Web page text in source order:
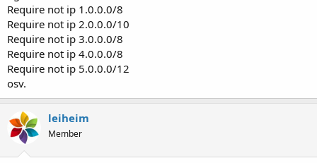
Require not ip 1.0.0.0/8
Require not ip 2.0.0.0/10
Require not ip 3.0.0.0/8
Require not ip 4.0.0.0/8
Require not ip 5.0.0.0/12
osv.
leiheim
Member